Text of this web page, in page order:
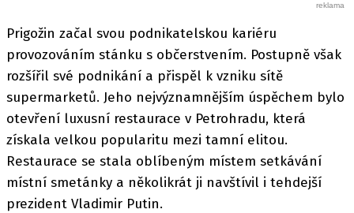
Prigožin začal svou podnikatelskou kariéru
provozováním stánku s občerstvením. Postupně však
rozšířil své podnikání a přispěl k vzniku sítě
supermarketů. Jeho nejvýznamnějším úspěchem bylo
otevření luxusní restaurace v Petrohradu, která
získala velkou popularitu mezi tamní elitou.
Restaurace se stala oblíbeným místem setkávání
místní smetánky a několikrát ji navštívil i tehdejší
prezident Vladimir Putin.